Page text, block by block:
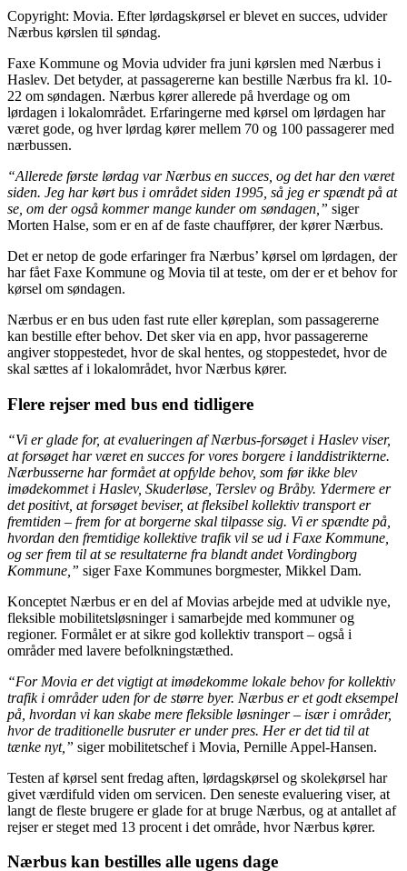
Copyright: Movia. Efter lørdagskørsel er blevet en succes, udvider
Nærbus kørslen til søndag.
Faxe Kommune og Movia udvider fra juni kørslen med Nærbus i
Haslev. Det betyder, at passagererne kan bestille Nærbus fra kl. 10-
22 om søndagen. Nærbus kører allerede på hverdage og om
lørdagen i lokalområdet. Erfaringerne med kørsel om lørdagen har
været gode, og hver lørdag kører mellem 70 og 100 passagerer med
nærbussen.
“Allerede første lørdag var Nærbus en succes, og det har den været
siden. Jeg har kørt bus i området siden 1995, så jeg er spændt på at
se, om der også kommer mange kunder om søndagen,” siger
Morten Halse, som er en af de faste chauffører, der kører Nærbus.
Det er netop de gode erfaringer fra Nærbus’ kørsel om lørdagen, der
har fået Faxe Kommune og Movia til at teste, om der er et behov for
kørsel om søndagen.
Nærbus er en bus uden fast rute eller køreplan, som passagererne
kan bestille efter behov. Det sker via en app, hvor passagererne
angiver stoppestedet, hvor de skal hentes, og stoppestedet, hvor de
skal sættes af i lokalområdet, hvor Nærbus kører.
Flere rejser med bus end tidligere
“Vi er glade for, at evalueringen af Nærbus-forsøget i Haslev viser,
at forsøget har været en succes for vores borgere i landdistrikterne.
Nærbusserne har formået at opfylde behov, som før ikke blev
imødekommet i Haslev, Skuderløse, Terslev og Bråby. Ydermere er
det positivt, at forsøget beviser, at fleksibel kollektiv transport er
fremtiden – frem for at borgerne skal tilpasse sig. Vi er spændte på,
hvordan den fremtidige kollektive trafik vil se ud i Faxe Kommune,
og ser frem til at se resultaterne fra blandt andet Vordingborg
Kommune,” siger Faxe Kommunes borgmester, Mikkel Dam.
Konceptet Nærbus er en del af Movias arbejde med at udvikle nye,
fleksible mobilitetsløsninger i samarbejde med kommuner og
regioner. Formålet er at sikre god kollektiv transport – også i
områder med lavere befolkningstæthed.
“For Movia er det vigtigt at imødekomme lokale behov for kollektiv
trafik i områder uden for de større byer. Nærbus er et godt eksempel
på, hvordan vi kan skabe mere fleksible løsninger – især i områder,
hvor de traditionelle busruter er under pres. Her er det tid til at
tænke nyt,” siger mobilitetschef i Movia, Pernille Appel-Hansen.
Testen af kørsel sent fredag aften, lørdagskørsel og skolekørsel har
givet værdifuld viden om servicen. Den seneste evaluering viser, at
langt de fleste brugere er glade for at bruge Nærbus, og at antallet af
rejser er steget med 13 procent i det område, hvor Nærbus kører.
Nærbus kan bestilles alle ugens dage